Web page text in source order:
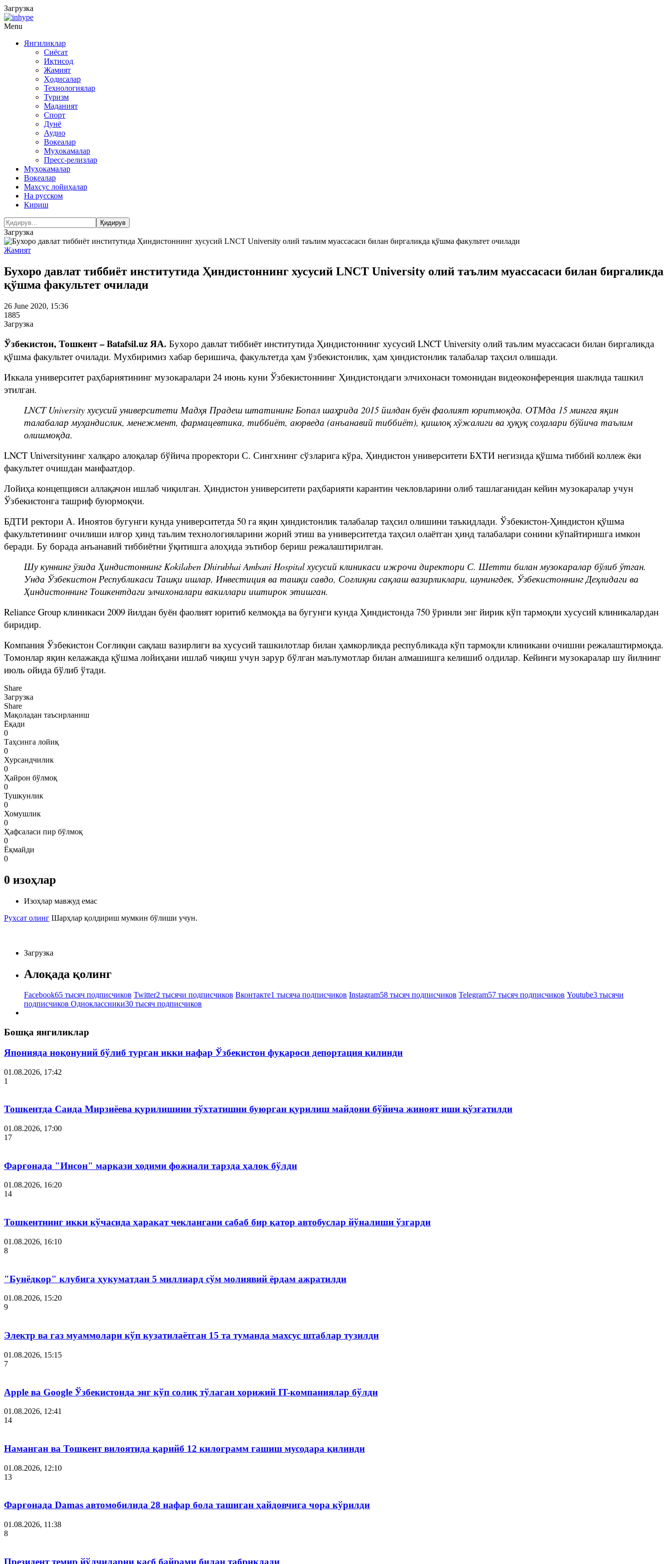
Загрузка
Menu
Янгиликлар
Сиёсат
Иқтисод
Жамият
Ҳодисалар
Технологиялар
Туризм
Маданият
Спорт
Дунё
Аудио
Воқеалар
Муҳокамалар
Пресс-релизлар
Муҳокамалар
Воқеалар
Махсус лойиҳалар
На русском
Кириш
Загрузка
Жамият
Бухоро давлат тиббиёт институтида Ҳиндистоннинг хусусий LNCT University олий таълим муассасаси билан биргаликда
қўшма факультет очилади
26 June 2020, 15:36
1885
Загрузка
Ўзбекистон, Тошкент – Batafsil.uz ЯА. Бухоро давлат тиббиёт институтида Ҳиндистоннинг хусусий LNCT University олий таълим муассасаси билан биргаликда
қўшма факультет очилади. Мухбиримиз хабар беришича, факультетда ҳам ўзбекистонлик, ҳам ҳиндистонлик талабалар таҳсил олишади.
Иккала университет раҳбариятининг музокаралари 24 июнь куни Ўзбекистоннинг Ҳиндистондаги элчихонаси томонидан видеоконференция шаклида ташкил
этилган.
LNCT University хусусий университети Мадҳя Прадеш штатининг Бопал шаҳрида 2015 йилдан буён фаолият юритмоқда. ОТМда 15 мингга яқин
талабалар муҳандислик, менежмент, фармацевтика, тиббиёт, аюрведа (анъанавий тиббиёт), қишлоқ хўжалиги ва ҳуқуқ соҳалари бўйича таълим
олишмоқда.
LNCT Universityнинг халқаро алоқалар бўйича проректори С. Сингхнинг сўзларига кўра, Ҳиндистон университети БХТИ негизида қўшма тиббий коллеж ёки
факультет очишдан манфаатдор.
Лойиҳа концепцияси аллақачон ишлаб чиқилган. Ҳиндистон университети раҳбарияти карантин чекловларини олиб ташлаганидан кейин музокаралар учун
Ўзбекистонга ташриф буюрмоқчи.
БДТИ ректори А. Иноятов бугунги кунда университетда 50 га яқин ҳиндистонлик талабалар таҳсил олишини таъкидлади. Ўзбекистон-Ҳиндистон қўшма
факультетининг очилиши илғор ҳинд таълим технологияларини жорий этиш ва университетда таҳсил олаётган ҳинд талабалари сонини кўпайтиришга имкон
беради. Бу борада анъанавий тиббиётни ўқитишга алоҳида эътибор бериш режалаштирилган.
Шу куннинг ўзида Ҳиндистоннинг Kokilaben Dhirubhai Ambani Hospital хусусий клиникаси ижрочи директори С. Шетти билан музокаралар бўлиб ўтган.
Унда Ўзбекистон Республикаси Ташқи ишлар, Инвестиция ва ташқи савдо, Соғлиқни сақлаш вазирликлари, шунингдек, Ўзбекистоннинг Деҳлидаги ва
Ҳиндистоннинг Тошкентдаги элчихоналари вакиллари иштирок этишган.
Reliance Group клиникаси 2009 йилдан буён фаолият юритиб келмоқда ва бугунги кунда Ҳиндистонда 750 ўринли энг йирик кўп тармоқли хусусий клиникалардан
биридир.
Компания Ўзбекистон Соғлиқни сақлаш вазирлиги ва хусусий ташкилотлар билан ҳамкорликда республикада кўп тармоқли клиникани очишни режалаштирмоқда.
Томонлар яқин келажакда қўшма лойиҳани ишлаб чиқиш учун зарур бўлган маълумотлар билан алмашишга келишиб олдилар. Кейинги музокаралар шу йилнинг
июль ойида бўлиб ўтади.
Share
Загрузка
Share
Мақоладан таъсирланиш
Ёқади
0
Таҳсинга лойиқ
0
Хурсандчилик
0
Ҳайрон бўлмоқ
0
Тушкунлик
0
Хомушлик
0
Ҳафсаласи пир бўлмоқ
0
Ёқмайди
0
0 изоҳлар
Изоҳлар мавжуд емас
Рухсат олинг Шарҳлар қолдириш мумкин бўлиши учун.
Загрузка
Алоқада қолинг
Facebook65 тысяч подписчиков Twitter2 тысячи подписчиков Вконтакте1 тысяча подписчиков Instagram58 тысяч подписчиков Telegram57 тысяч подписчиков Youtube3 тысячи
подписчиков Одноклассники30 тысяч подписчиков
Бошқа янгиликлар
Японияда ноқонуний бўлиб турган икки нафар Ўзбекистон фуқароси депортация қилинди
01.08.2026, 17:42
1
Тошкентда Саида Мирзиёева қурилишини тўхтатишни буюрган қурилиш майдони бўйича жиноят иши қўзғатилди
01.08.2026, 17:00
17
Фарғонада "Инсон" маркази ходими фожиали тарзда ҳалок бўлди
01.08.2026, 16:20
14
Тошкентнинг икки кўчасида ҳаракат чеклангани сабаб бир қатор автобуслар йўналиши ўзгарди
01.08.2026, 16:10
8
"Бунёдкор" клубига ҳукуматдан 5 миллиард сўм молиявий ёрдам ажратилди
01.08.2026, 15:20
9
Электр ва газ муаммолари кўп кузатилаётган 15 та туманда махсус штаблар тузилди
01.08.2026, 15:15
7
Apple ва Google Ўзбекистонда энг кўп солиқ тўлаган хорижий IT-компаниялар бўлди
01.08.2026, 12:41
14
Наманган ва Тошкент вилоятида қарийб 12 килограмм гашиш мусодара қилинди
01.08.2026, 12:10
13
Фарғонада Damas автомобилида 28 нафар бола ташиган ҳайдовчига чора кўрилди
01.08.2026, 11:38
8
Президент темир йўлчиларни касб байрами билан табриклади